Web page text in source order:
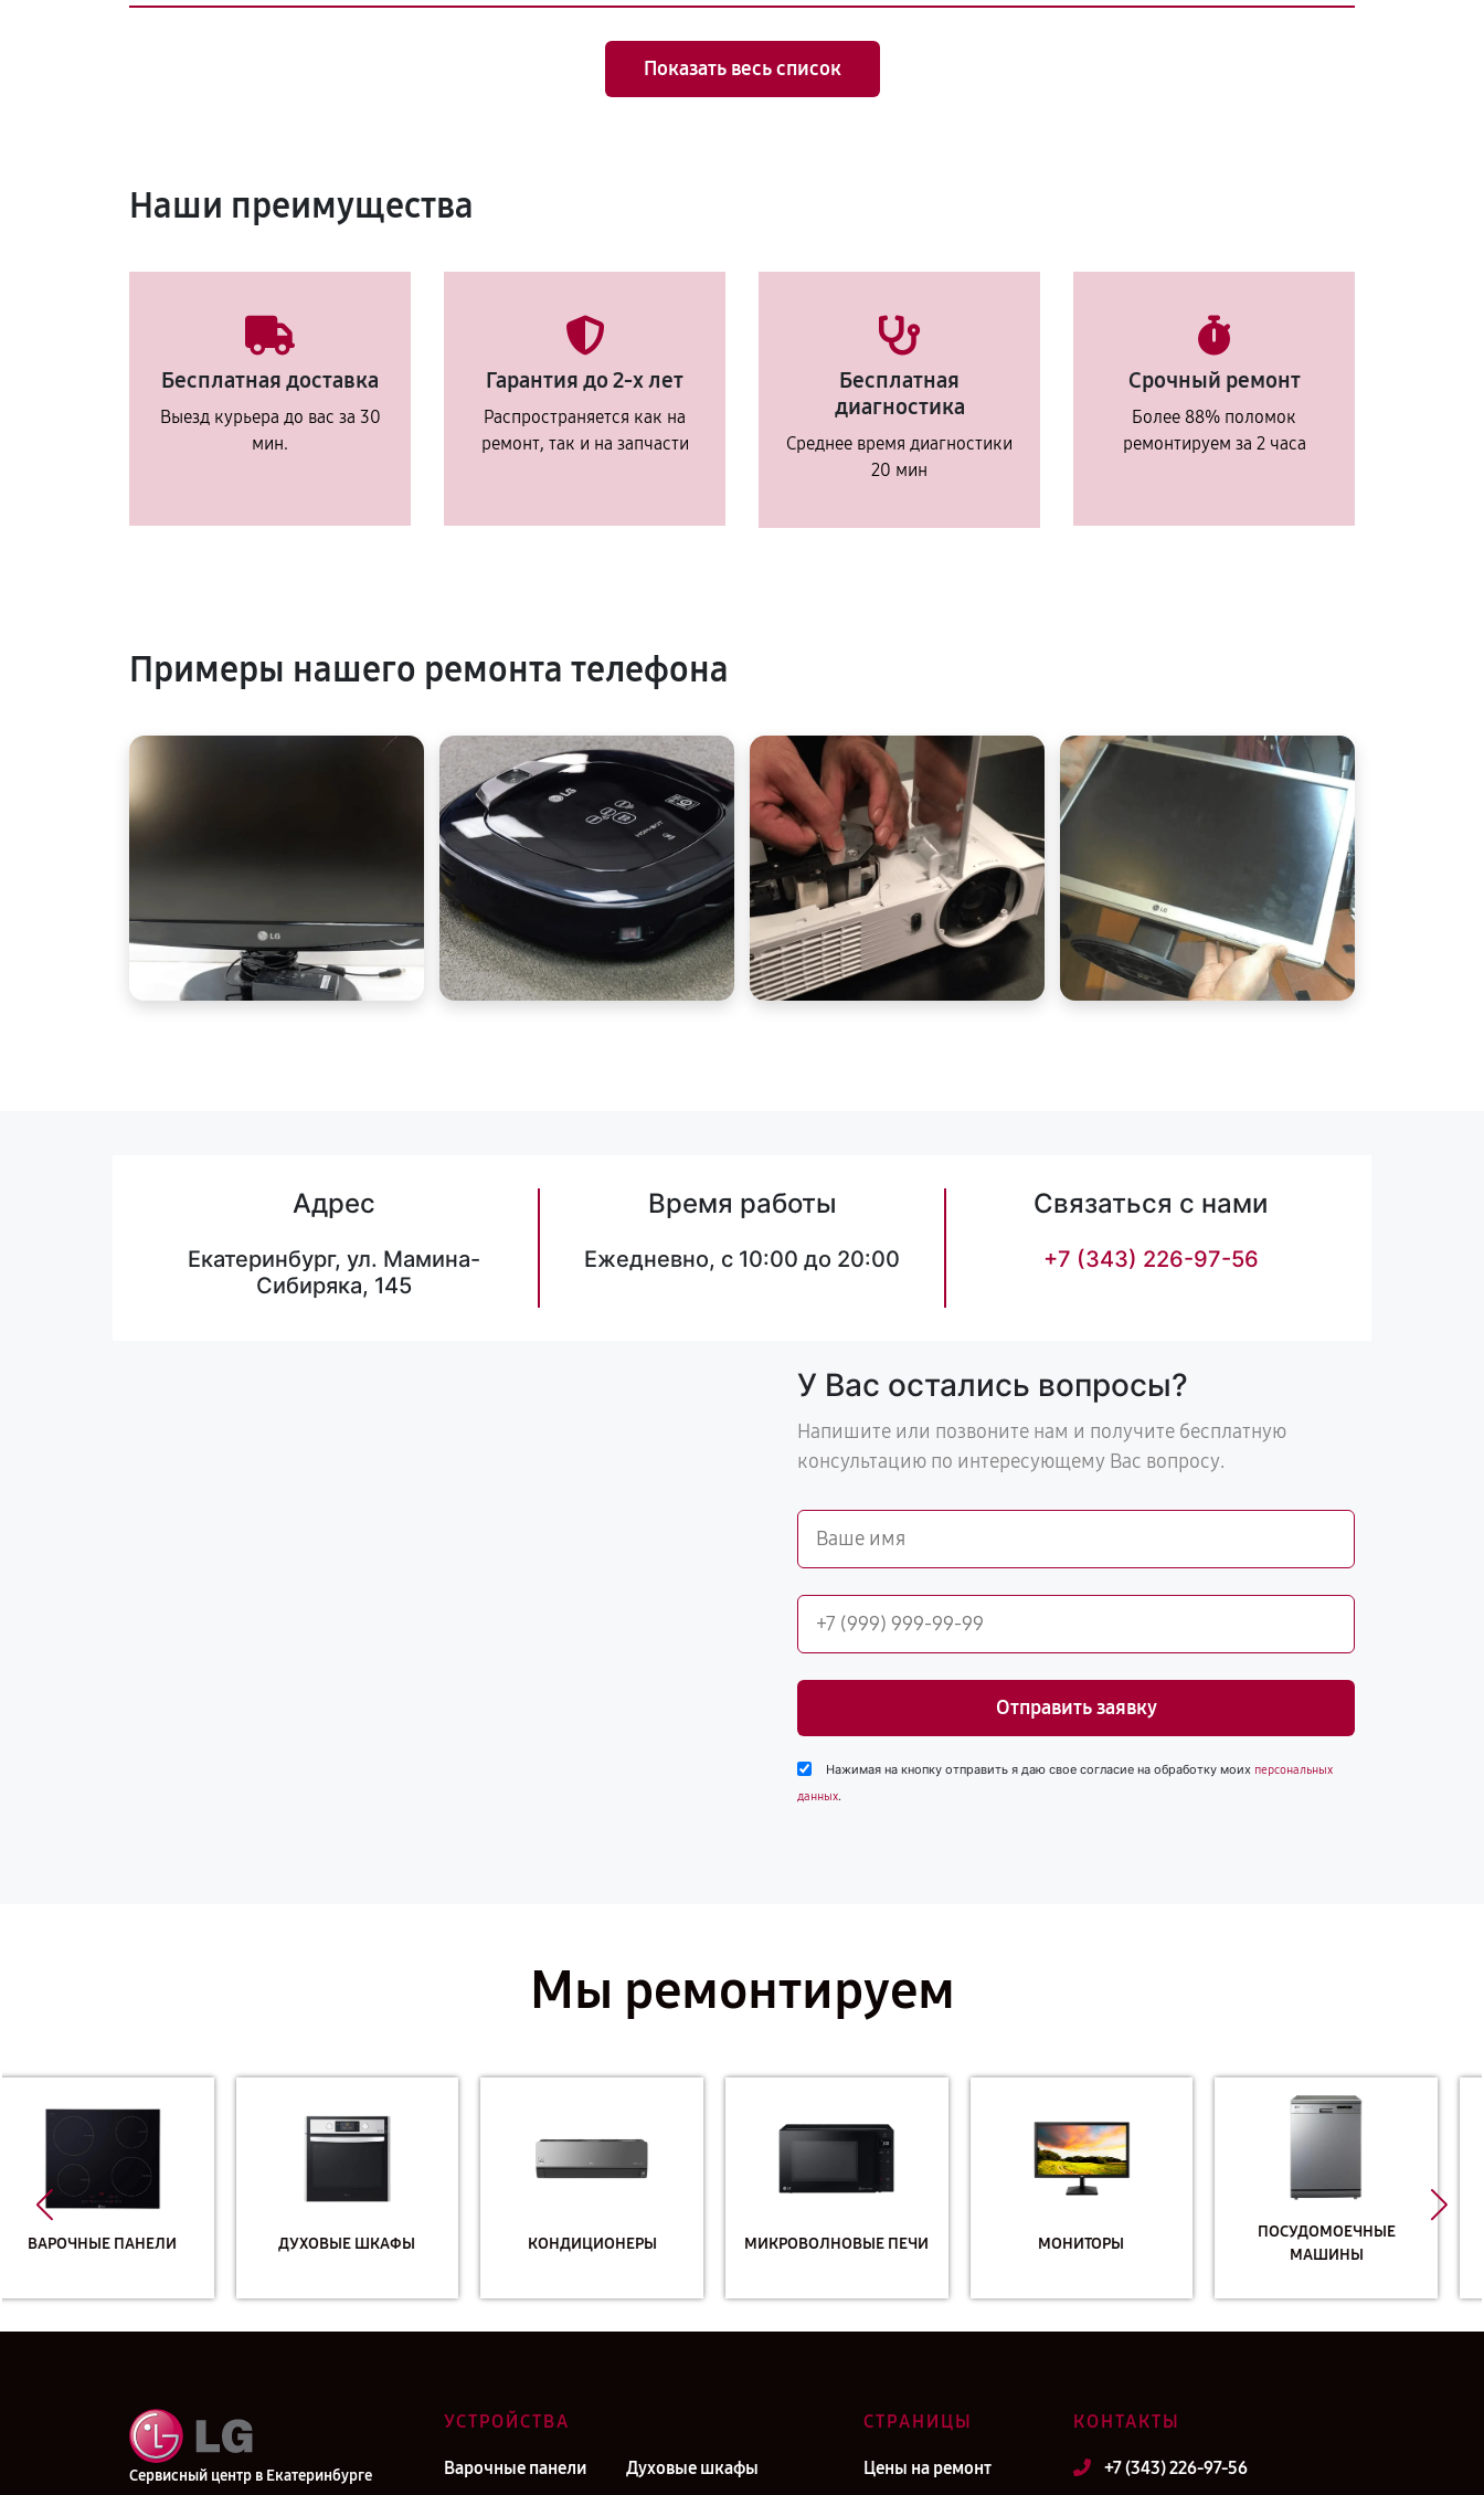
Показать весь список
Наши преимущества
Бесплатная доставка
Выезд курьера до вас за 30
мин.
Гарантия до 2-х лет
Распространяется как на
ремонт, так и на запчасти
Бесплатная
диагностика
Среднее время диагностики
20 мин
Срочный ремонт
Более 88% поломок
ремонтируем за 2 часа
Примеры нашего ремонта телефона
Адрес
Екатеринбург, ул. Мамина-
Сибиряка, 145
Время работы
Ежедневно, с 10:00 до 20:00
Связаться с нами
+7 (343) 226-97-56
У Вас остались вопросы?
Напишите или позвоните нам и получите бесплатную
консультацию по интересующему Вас вопросу.
Отправить заявку
Нажимая на кнопку отправить я даю свое согласие на обработку моих персональных
данных.
Мы ремонтируем
ДУХОВЫЕ ШКАФЫ КОНДИЦИОНЕРЫ МИКРОВОЛНОВЫЕ ПЕЧИ МОНИТОРЫ
МАШИНЫ
Сервисный центр в Екатеринбурге
УСТРОЙСТВА
Варочные панели Духовые шкафы
СТРАНИЦЫ
Цены на ремонт
КОНТАКТЫ
+7 (343) 226-97-56